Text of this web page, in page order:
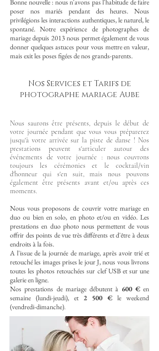
Bonne nouvelle : nous n'avons pas l'habitude de faire
poser nos mariés pendant des heures. Nous
privilégions les interactions authentiques, le naturel, le
spontané. Notre expérience de photographes de
mariage depuis 2013 nous permet également de vous
donner quelques astuces pour vous mettre en valeur,
mais exit les poses figées de nos grands-parents.
Nos Services et Tarifs de
photographe mariage Aube
Nous saurons être présents, depuis le début de
votre journée pendant que vous vous préparerez
jusqu'à votre arrivée sur la piste de danse ! Nos
prestations peuvent s'articuler autour des
événements de votre journée : nous couvrons
toujours les cérémonies et le cocktail/vin
d'honneur qui s'en suit, mais nous pouvons
également être présents avant et/ou après ces
moments.
Nous vous proposons de couvrir votre mariage en
duo ou bien en solo, en photo et/ou en vidéo. Les
prestations en duo photo nous permettent de vous
offrir des points de vue très différents et d'être à deux
endroits à la fois.
A l'issue de la journée de mariage, après avoir trié et
retouché les images prises le jour J, nous vous livrons
toutes les photos retouchées sur clef USB et sur une
galerie en ligne.
Nosprestations de mariage débutent à 600 €en
semaine (lundi-jeudi), et 2 500 € le weekend
(vendredi-dimanche).